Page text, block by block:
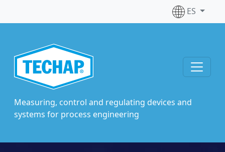
ES
Measuring, control and regulating devices and
systems for process engineering